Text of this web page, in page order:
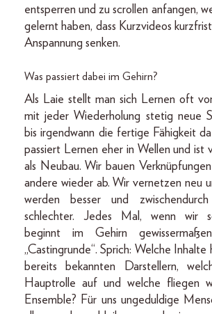
entsperren und zu scrollen anfangen,
gelernt haben, dass Kurzvideos
Anspannung senken.
Was passiert dabei im Gehirn?
Als Laie stellt man sich Lernen oft
mit jeder Wiederholung stetig neue
bis irgendwann die fertige Fähigkeit
passiert Lernen eher in Wellen und ist
als Neubau. Wir bauen
andere wieder ab. Wir vernetzen neu
werden besser und
schlechter. Jedes Mal, wenn wir
beginnt im Gehirn
„Castingrunde“. Sprich: Welche
bereits bekannten Darstellern,
Hauptrolle auf und welche fliegen
Ensemble? Für uns ungeduldige